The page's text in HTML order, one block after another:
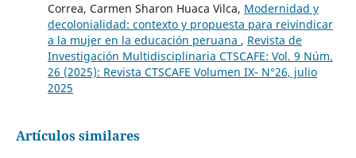
Correa, Carmen Sharon Huaca Vilca, Modernidad y
decolonialidad: contexto y propuesta para reivindicar
a la mujer en la educación peruana , Revista de
Investigación Multidisciplinaria CTSCAFE: Vol. 9 Núm.
26 (2025): Revista CTSCAFE Volumen IX- N°26, julio
2025
Artículos similares